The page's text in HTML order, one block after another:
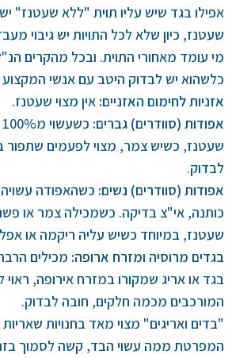
אפילו בגד שיש עליו תוית "ללא שעטנז"
שעטנז, כיון שלא לכל התויות יש גיבוי
מי עומד מאחורי התוית. ובכל מהקרים
כלשהוא יש לבדוק היטב עם אנשי
אזניות לחימום האזניים: אין מצוי שעטנז.
אפודות (סוודרים) גברים:
שעטנז, כשיש צמר, מצוי לפעמים שתפור
לבדוק.
אפודות (סוודרים) נשים:
כותנה, אי"צ בדיקה. כשמכילה צמר או
שעטנז, במיוחד כשיש עליה ריקמה או
בגדים מרוסיה ומזרח ארופה: מכילים
בגד או אריג שמקורו במזרח אירופה, ראוי
המורכבים מכמה חלקים, חובה לבדוק.
"בדים ואריגים" מצוי מאד בחנויות
המפרטת ממה עשוי הבד, קשה לסמוך